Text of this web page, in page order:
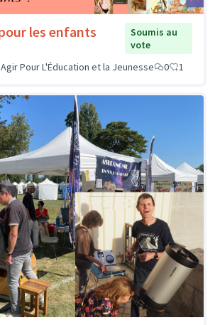
les enfants
Soumis au
vote
Agir Pour L'Éducation et la Jeunesse
0 1